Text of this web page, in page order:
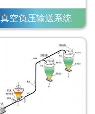
真空负压输送系统